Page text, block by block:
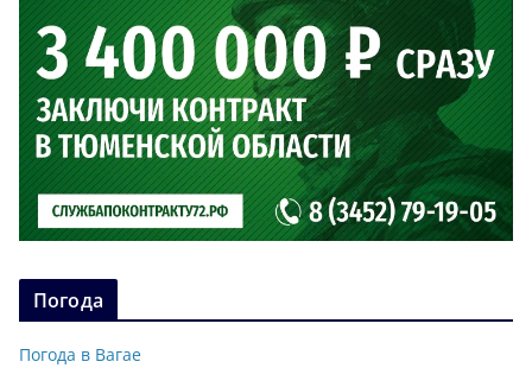
Погода
Погода в Вагае